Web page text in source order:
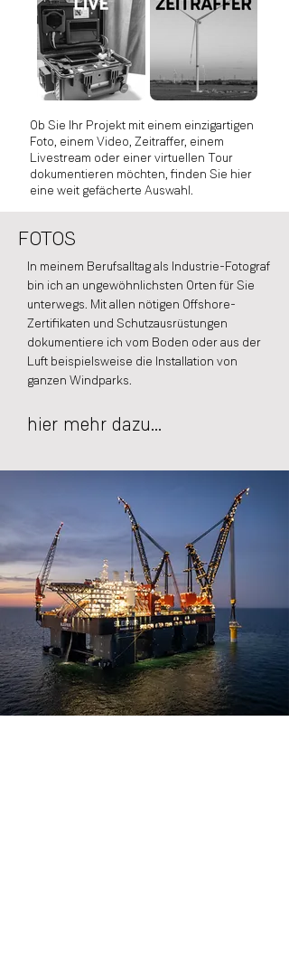
Ob Sie Ihr Projekt mit einem einzigartigen
Foto, einem Video, Zeitraffer, einem
Livestream oder einer virtuellen Tour
dokumentieren möchten, finden Sie hier
eine weit gefächerte Auswahl.
FOTOS
In meinem Berufsalltag als Industrie-Fotograf
bin ich an ungewöhnlichsten Orten für Sie
unterwegs. Mit allen nötigen Offshore-
Zertifikaten und Schutzausrüstungen
dokumentiere ich vom Boden oder aus der
Luft beispielsweise die Installation von
ganzen Windparks.
hier mehr dazu...